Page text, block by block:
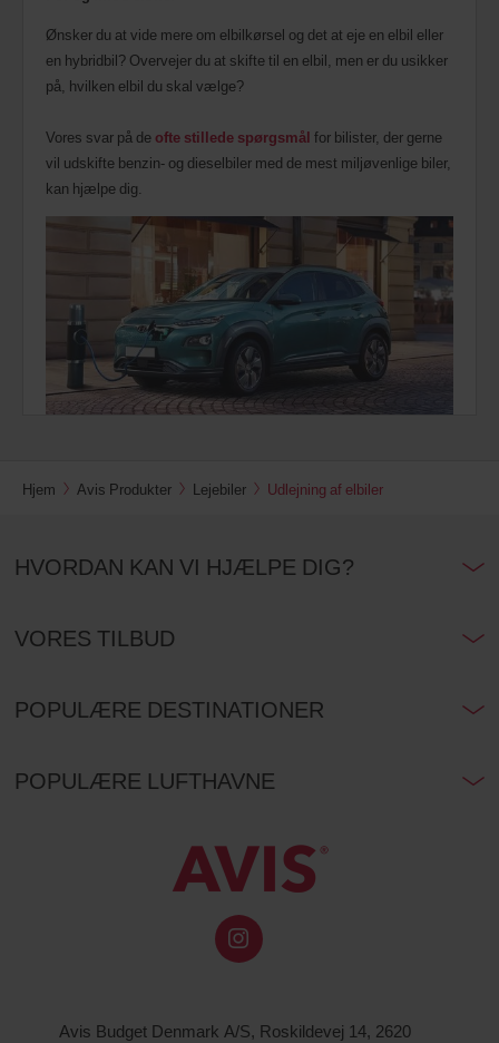
Ønsker du at vide mere om elbilkørsel og det at eje en elbil eller
en hybridbil? Overvejer du at skifte til en elbil, men er du usikker
på, hvilken elbil du skal vælge?
Vores svar på de ofte stillede spørgsmål for bilister, der gerne
vil udskifte benzin- og dieselbiler med de mest miljøvenlige biler,
kan hjælpe dig.
Hjem Avis Produkter Lejebiler Udlejning af elbiler
HVORDAN KAN VI HJÆLPE DIG?
VORES TILBUD
POPULÆRE DESTINATIONER
POPULÆRE LUFTHAVNE
Avis Budget Denmark A/S, Roskildevej 14, 2620